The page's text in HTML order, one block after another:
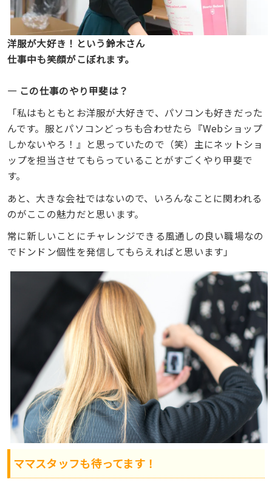
洋服が大好き！という鈴木さん
仕事中も笑顔がこぼれます。
― この仕事のやり甲斐は？
「私はもともとお洋服が大好きで、パソコンも好きだった
んです。服とパソコンどっちも合わせたら『Webショップ
しかないやろ！』と思っていたので（笑）主にネットショ
ップを担当させてもらっていることがすごくやり甲斐で
す。
あと、大きな会社ではないので、いろんなことに関われる
のがここの魅力だと思います。
常に新しいことにチャレンジできる風通しの良い職場なの
でドンドン個性を発信してもらえればと思います」
ママスタッフも待ってます！